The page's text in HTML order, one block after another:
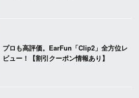
プロも高評価。EarFun「Clip2」全方位レ
ビュー！【割引クーポン情報あり】